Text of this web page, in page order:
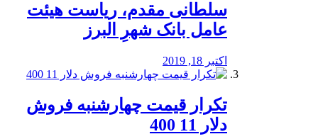
سلطانی مقدم، ریاست هیئت
عامل بانک شهرِ البرز
اکتبر 18, 2019
تکرار قیمت چهارشنبه فروش
دلار 11 400